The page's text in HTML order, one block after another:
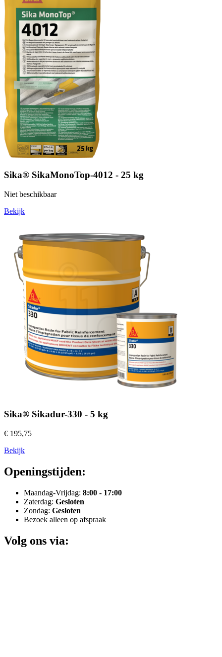
Sika® SikaMonoTop-4012 - 25 kg
Niet beschikbaar
Bekijk
Sika® Sikadur-330 - 5 kg
€ 195,75
Bekijk
Openingstijden:
Maandag-Vrijdag: 8:00 - 17:00
Zaterdag: Gesloten
Zondag: Gesloten
Bezoek alleen op afspraak
Volg ons via: